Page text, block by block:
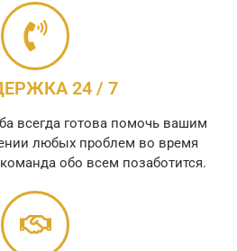
24 / 7
всегда готова помочь вашим
любых проблем во время
обо всем позаботится.